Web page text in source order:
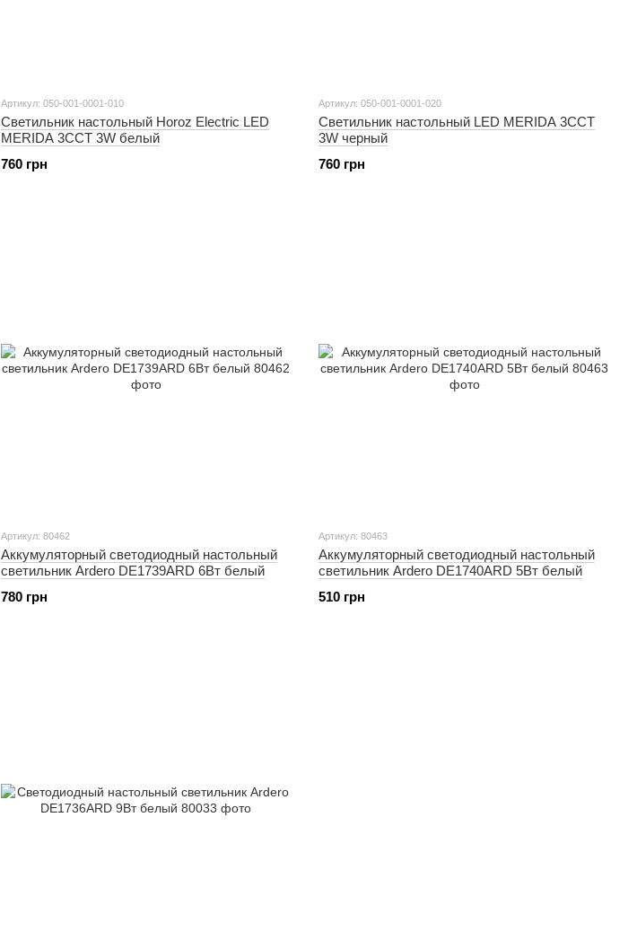
Артикул: 050-001-0001-010
Светильник настольный Horoz Electric LED
MERIDA 3CCT 3W белый
760 грн
Артикул: 050-001-0001-020
Светильник настольный LED MERIDA 3CCT
3W черный
760 грн
Артикул: 80462
Аккумуляторный светодиодный настольный
светильник Ardero DE1739ARD 6Вт белый
780 грн
Артикул: 80463
Аккумуляторный светодиодный настольный
светильник Ardero DE1740ARD 5Вт белый
510 грн